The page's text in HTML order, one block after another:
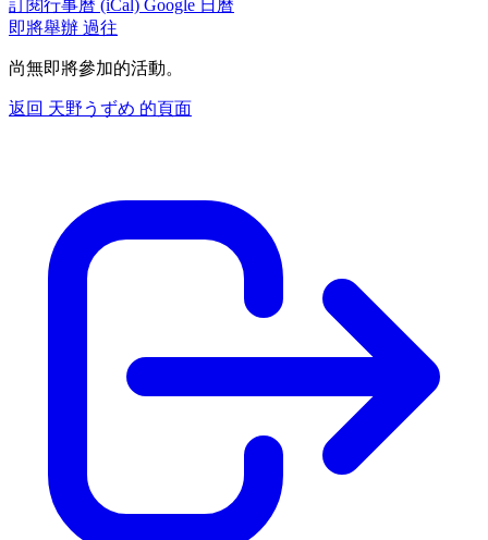
訂閱行事曆 (iCal) Google 日曆
即將舉辦 過往
尚無即將參加的活動。
返回 天野うずめ 的頁面